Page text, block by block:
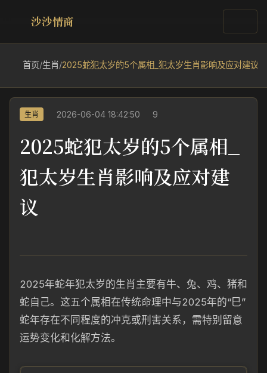
沙沙情商
首页/生肖/2025蛇犯太岁的5个属相_犯太岁生肖影响及应对建议
生肖 2026-06-04 18:42:50 9
2025蛇犯太岁的5个属相_
犯太岁生肖影响及应对建
议
2025年蛇年犯太岁的生肖主要有牛、兔、鸡、猪和
蛇自己。这五个属相在传统命理中与2025年的“巳”
蛇年存在不同程度的冲克或刑害关系，需特别留意
运势变化和化解方法。